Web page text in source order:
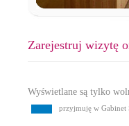
Zarejestruj wizytę
Wyświetlane są tylko
przyjmuję w Gabinet